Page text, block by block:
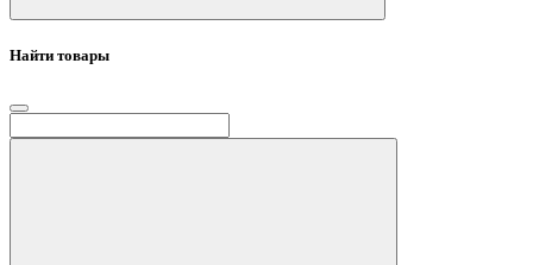
Найти товары